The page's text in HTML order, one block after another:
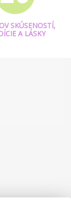
SKÚSENOSTÍ,
A LÁSKY